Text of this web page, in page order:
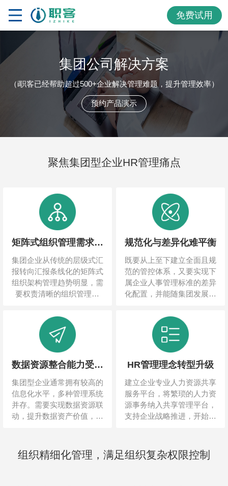
免费试用
集团公司解决方案
（i职客已经帮助超过500+企业解决管理难题，提升管理效率）
预约产品演示
聚焦集团型企业HR管理痛点
矩阵式组织管理需求深
化
集团企业从传统的层级式汇
报转向汇报条线化的矩阵式
组织架构管理趋势明显，需
要权责清晰的组织管理体
的有效管控。
规范化与差异化难平衡
既要从上至下建立全面且规
范的管控体系，又要实现下
属企业人事管理标准的差异
化配置，并能随集团发展适
主要矛盾。
数据资源整合能力受考
验
集团型企业通常拥有较高的
信息化水平，多种管理系统
并存。需要实现数据资源联
动，提升数据资产价值，对
HR管理理念转型升级
建立企业专业人力资源共享
服务平台，将繁琐的人力资
源事务纳入共享管理平台，
支持企业战略推进，开始成
组织精细化管理，满足组织复杂权限控制